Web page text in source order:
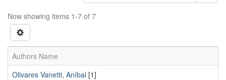
Now showing items 1-7 of 7
Authors Name
Olivares Vanetti, Aníbal [1]